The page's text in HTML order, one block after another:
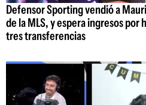
Defensor Sporting vendió a
de la MLS, y espera ingresos por
tres transferencias